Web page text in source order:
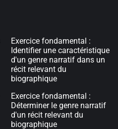
Exercice fondamental :
Identifier une caractéristique
d'un genre narratif dans un
récit relevant du
biographique
Exercice fondamental :
Déterminer le genre narratif
d'un récit relevant du
biographique